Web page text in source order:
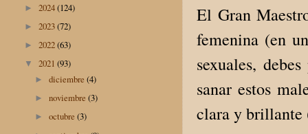
El Gran
femenina (en
sexuales,
sanar estos
clara y brillante
► 2024(124)
► 2023(72)
► 2022(63)
▼ 2021 (93)
►diciembre(4)
►noviembre(3)
►octubre(3)